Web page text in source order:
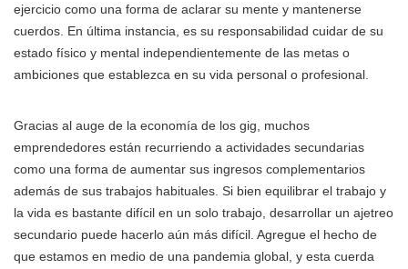
ejercicio como una forma de aclarar su mente y mantenerse
cuerdos. En última instancia, es su responsabilidad cuidar de su
estado físico y mental independientemente de las metas o
ambiciones que establezca en su vida personal o profesional.
Gracias al auge de la economía de los gig, muchos
emprendedores están recurriendo a actividades secundarias
como una forma de aumentar sus ingresos complementarios
además de sus trabajos habituales. Si bien equilibrar el trabajo y
la vida es bastante difícil en un solo trabajo, desarrollar un ajetreo
secundario puede hacerlo aún más difícil. Agregue el hecho de
que estamos en medio de una pandemia global, y esta cuerda